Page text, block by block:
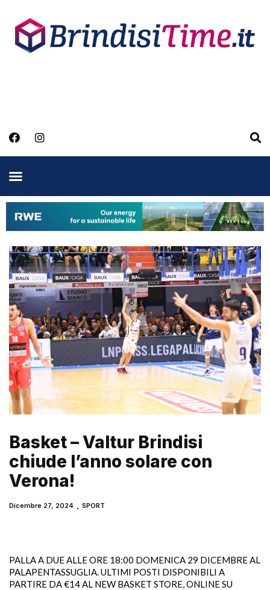
Basket – Valtur Brindisi
chiude l’anno solare con
Verona!
Dicembre 27, 2024 SPORT
PALLA A DUE ALLE ORE 18:00 DOMENICA 29 DICEMBRE AL
PALAPENTASSUGLIA. ULTIMI POSTI DISPONIBILI A
PARTIRE DA €14 AL NEW BASKET STORE, ONLINE SU